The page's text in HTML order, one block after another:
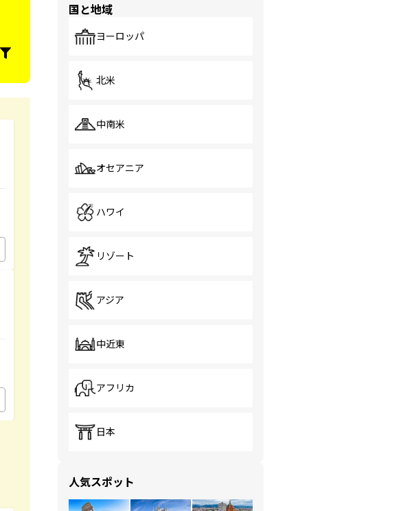
国と地域
ヨーロッパ
北米
中南米
オセアニア
ハワイ
リゾート
アジア
中近東
アフリカ
日本
人気スポット